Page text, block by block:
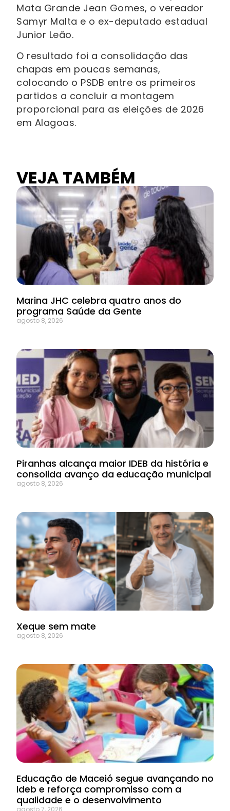
Mata Grande Jean Gomes, o vereador
Samyr Malta e o ex-deputado estadual
Junior Leão.
O resultado foi a consolidação das
chapas em poucas semanas,
colocando o PSDB entre os primeiros
partidos a concluir a montagem
proporcional para as eleições de 2026
em Alagoas.
VEJA TAMBÉM
Marina JHC celebra quatro anos do
programa Saúde da Gente
agosto 8, 2026
Piranhas alcança maior IDEB da história e
consolida avanço da educação municipal
agosto 8, 2026
Xeque sem mate
agosto 8, 2026
Educação de Maceió segue avançando no
Ideb e reforça compromisso com a
qualidade e o desenvolvimento